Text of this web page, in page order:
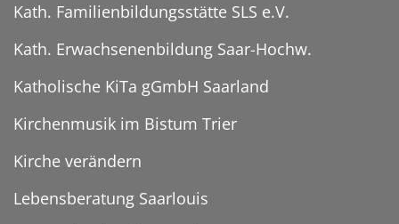
Kath. Familienbildungsstätte SLS e.V.
Kath. Erwachsenenbildung Saar-Hochw.
Katholische KiTa gGmbH Saarland
Kirchenmusik im Bistum Trier
Kirche verändern
Lebensberatung Saarlouis